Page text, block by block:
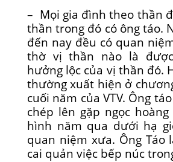
– Mọi gia đình theo thần
thần trong đó có ông táo.
đến nay đều có quan
thờ vị thần nào là
hưởng lộc của vị thần đó.
thường xuất hiện ở
cuối năm của VTV. Ông
chép lên gặp ngọc
hình năm qua dưới hạ
quan niệm xưa. Ông Táo
cai quản việc bếp núc